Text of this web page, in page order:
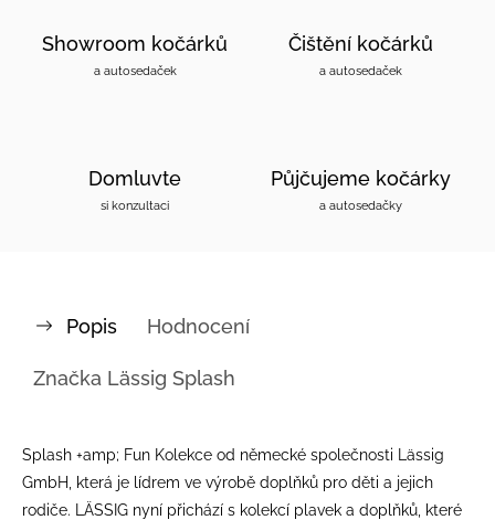
Showroom kočárků
a autosedaček
Čištění kočárků
a autosedaček
Domluvte
si konzultaci
Půjčujeme kočárky
a autosedačky
Popis Hodnocení
Značka Lässig Splash
Splash +amp; Fun Kolekce od německé společnosti Lässig
GmbH, která je lídrem ve výrobě doplňků pro děti a jejich
rodiče. LÄSSIG nyní přichází s kolekcí plavek a doplňků, které